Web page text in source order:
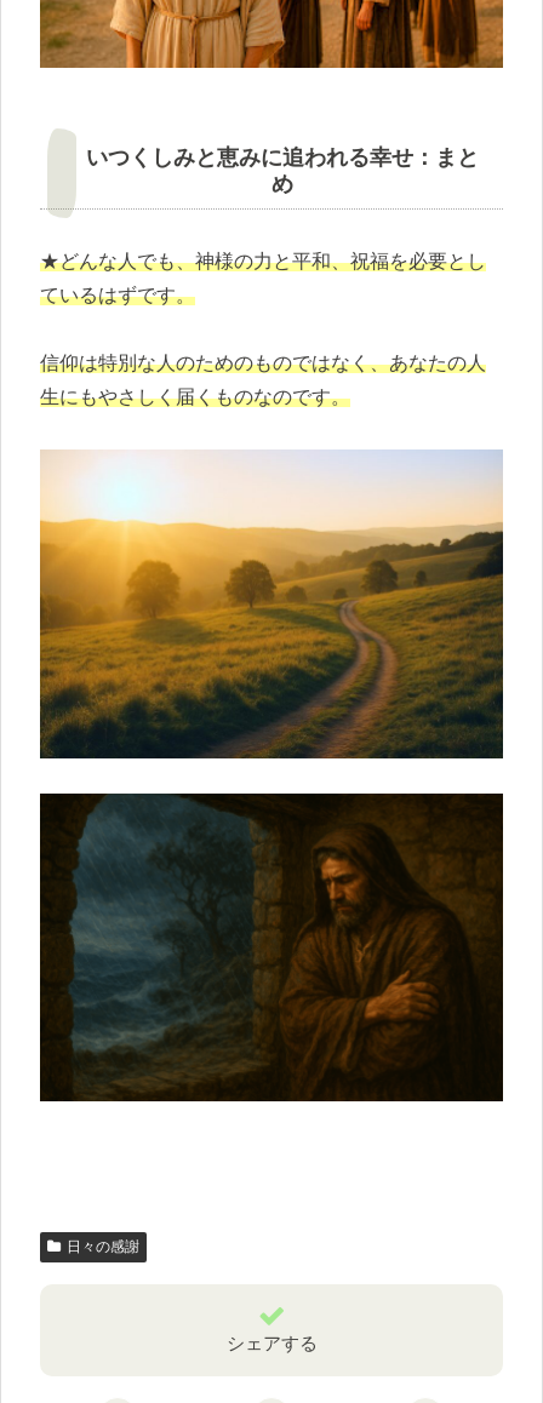
いつくしみと恵みに追われる幸せ：まと
め
★どんな人でも、神様の力と平和、祝福を必要とし
ているはずです。
信仰は特別な人のためのものではなく、あなたの人
生にもやさしく届くものなのです。
日々の感謝
シェアする